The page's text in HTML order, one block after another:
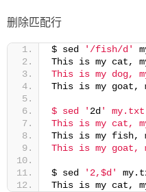
删除匹配行
$ sed '/fish/d'
This is my cat,
This is my dog,
This is my goat,
$ sed ' 2d ' my.txt
This is my cat,
This is my fish,
This is my goat,
$ sed '2,$d'
This is my cat,